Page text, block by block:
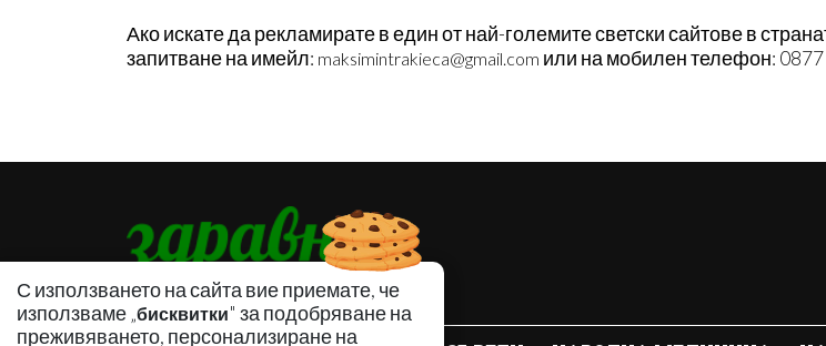
Ако искате да рекламирате в един от най-големите светски сайтове в
запитване на имейл: maksimintrakieca@gmail.com или на мобилен телефон: 0877
С използването на сайта вие приемате, че
използваме „бисквитки" за подобряване на
преживяването, персонализиране на